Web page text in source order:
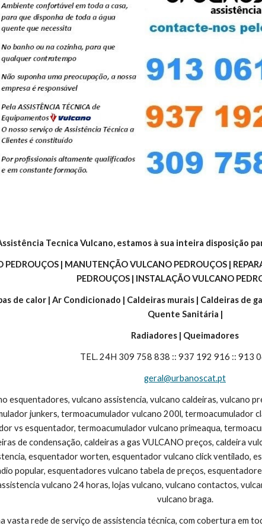
Tecnica Vulcano, estamos à sua inteira disposição
PEDROUÇOS | MANUTENÇÃO VULCANO PEDROUÇOS |
PEDROUÇOS | INSTALAÇÃO VULCANO
de calor | Ar Condicionado | Caldeiras murais | Caldeiras de
Quente Sanitária |
Radiadores | Queimadores
TEL. 24H 309 758 838 :: 937 192 916 :: 913
geral@urbanoscat.pt
esquentadores, vulcano assistencia, vulcano caldeiras, vulcano
junkers, termoacumulador vulcano 200l, termoacumulador
vs esquentador, termoacumulador vulcano primeaqua,
de condensação, caldeiras a gas VULCANO preços, caldeira
esquentador worten, esquentador vulcano click ventilado,
popular, esquentadores vulcano tabela de preços,
vulcano 24 horas, lojas vulcano, vulcano contactos,
vulcano braga.
vasta rede de serviço de assistencia técnica, com cobertura em